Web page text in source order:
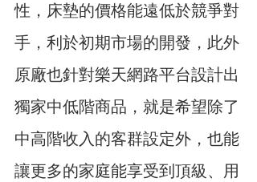
性，床墊的價格能遠低於競爭對
手，利於初期市場的開發，此外
原廠也針對樂天網路平台設計出
獨家中低階商品，就是希望除了
中高階收入的客群設定外，也能
讓更多的家庭能享受到頂級、用